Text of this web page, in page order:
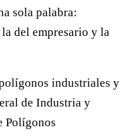
sola palabra:
del empresario y la
industriales y
de Industria y
Polígonos